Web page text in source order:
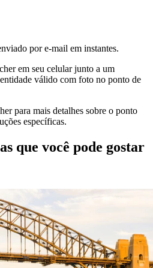
por e-mail em instantes.
em seu celular junto a um
válido com foto no ponto de
para mais detalhes sobre o ponto
específicas.
que você pode gostar